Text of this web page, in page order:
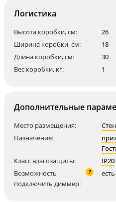
Логистика
Высота коробки, см:
26
Ширина коробки, см:
18
Длина коробки, см:
30
Вес коробки, кг:
1
Дополнительные
Место размещения:
Назначение:
Класс влагозащиты:
IP20
Возможность
подключить диммер:
? есть